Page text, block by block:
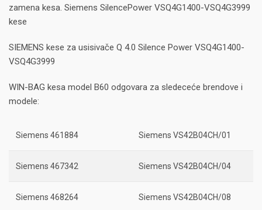
zamena kesa. Siemens SilencePower VSQ4G1400-VSQ4G3999
kese
SIEMENS kese za usisivače Q 4.0 Silence Power VSQ4G1400-
VSQ4G3999
WIN-BAG kesa model B60 odgovara za sledeceće brendove i
modele:
Siemens 461884 Siemens VS42B04CH/01
Siemens 467342 Siemens VS42B04CH/04
Siemens 468264 Siemens VS42B04CH/08